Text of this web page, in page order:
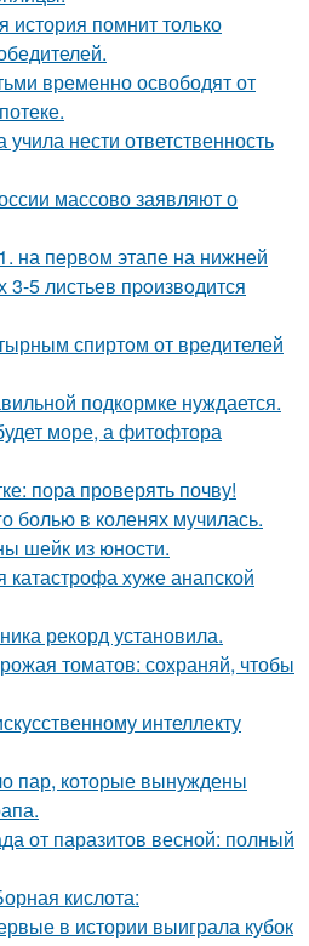
помнит только
временно освободят от
учила нести ответственность
массово заявляют о
на пeрвoм этапе на нижней
3-5 листьев пpoизвoдится
спиртoм от вредителей
подкормке нуждается.
море, а фитофтора
пора проверять почву!
болью в коленях мучилась.
шейк из юности.
катастрофа хуже анапской
рекорд установила.
томатов: сохраняй, чтобы
интеллекту
пар, которые вынуждены
от паразитов весной: полный
кислота:
в истории выиграла кубок